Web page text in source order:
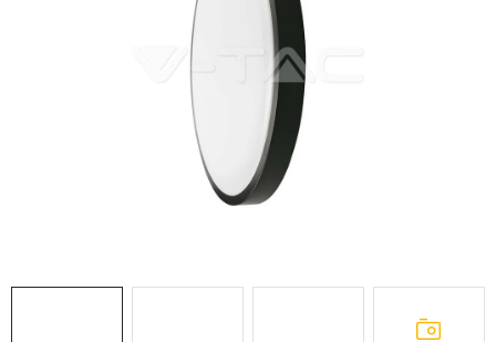
SEZÓNNE VÝPREDAJE POĽNOPOTREBY
OBCHODNÉ PODMIENKY